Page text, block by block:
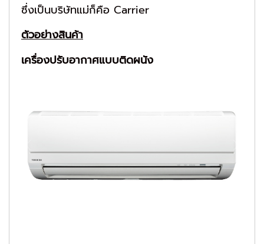
ซึ่งเป็นบริษัทแม่ก็คือ Carrier
ตัวอย่างสินค้า
เครื่องปรับอากาศแบบติดผนัง